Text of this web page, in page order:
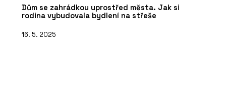
Dům se zahrádkou uprostřed města. Jak si
rodina vybudovala bydlení na střeše
16. 5. 2025